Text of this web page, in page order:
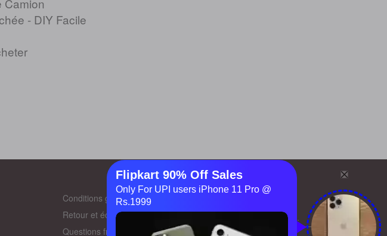
Camion
- DIY Facile
Conditions générales
Retour et échange
Questions fréquentes